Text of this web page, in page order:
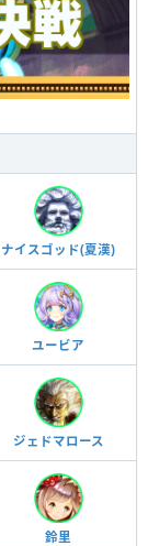
ナイスゴッド(夏漢)
ユービア
ジェドマロース
鈴里